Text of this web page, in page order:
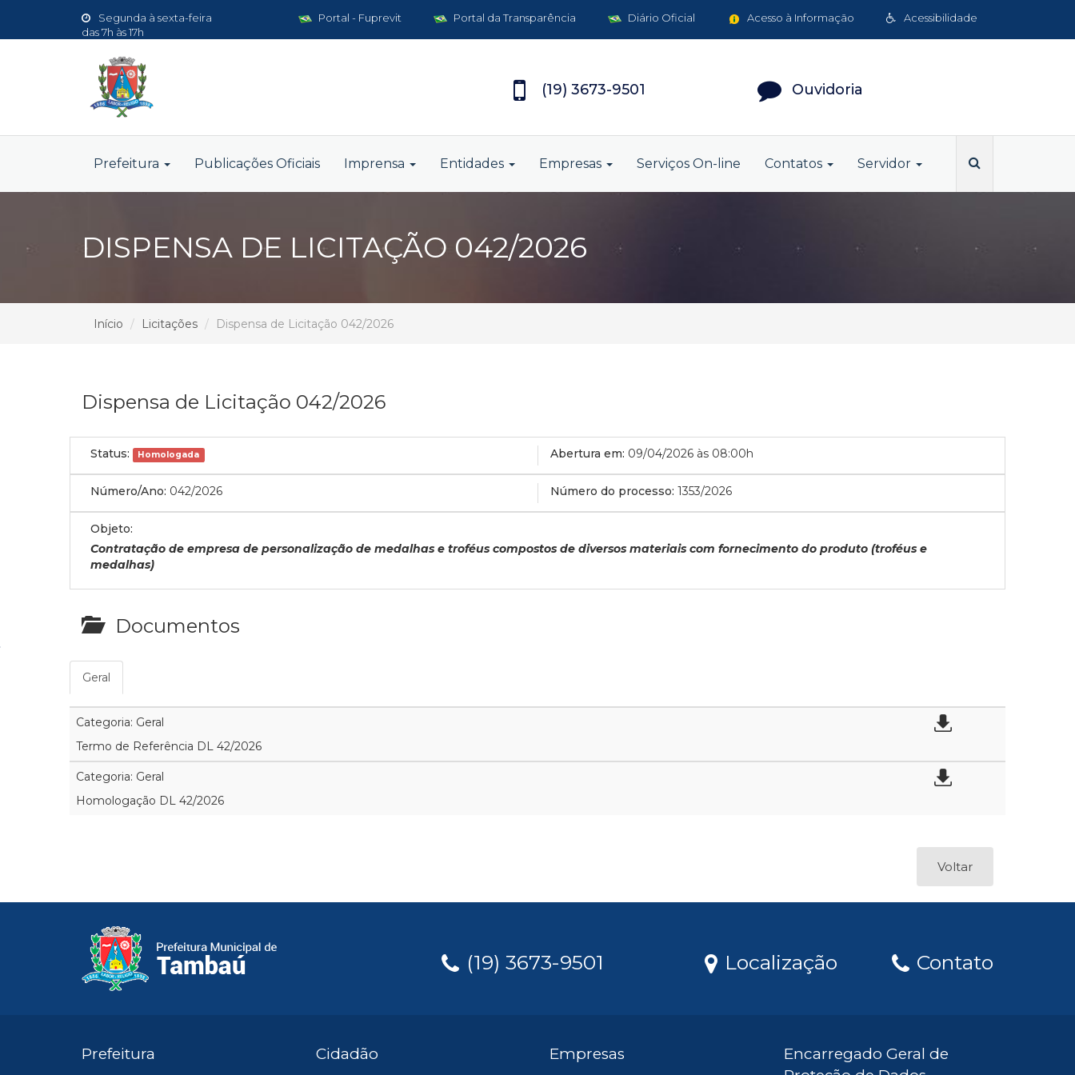
Segunda à sexta-feira
das 7h às 17h
Acessibilidade
Acesso à Informação
Diário Oficial
Portal da Transparência
Portal - Fuprevit
(19) 3673-9501 Ouvidoria
Prefeitura Publicações Oficiais Imprensa Entidades Empresas Serviços On-line Contatos Servidor
DISPENSA DE LICITAÇÃO 042/2026
Início Licitações Dispensa de Licitação 042/2026
Dispensa de Licitação 042/2026
Status: Homologada Abertura em: 09/04/2026 às 08:00h
Número/Ano: 042/2026 Número do processo: 1353/2026
Objeto:
Contratação de empresa de personalização de medalhas e troféus compostos de diversos materiais com fornecimento do produto (troféus e
medalhas)
Documentos
Geral
Categoria: Geral
Termo de Referência DL 42/2026
Categoria: Geral
Homologação DL 42/2026
Voltar
(19) 3673-9501 Localização Contato
Prefeitura Cidadão Empresas
Encarregado Geral de